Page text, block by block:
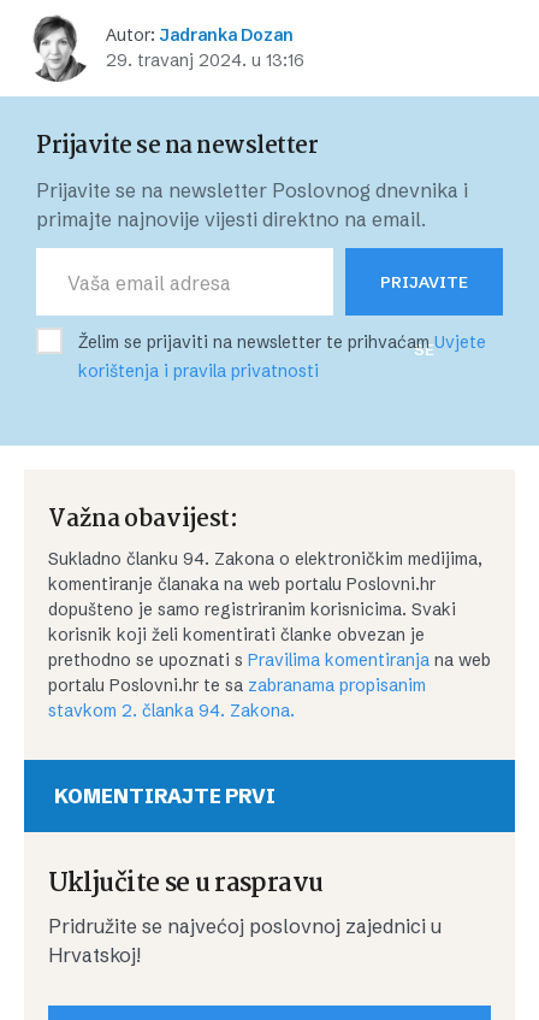
Autor: Jadranka Dozan
29. travanj 2024. u 13:16
Prijavite se na newsletter
Prijavite se na newsletter Poslovnog dnevnika i
primajte najnovije vijesti direktno na email.
PRIJAVITE
SE
Želim se prijaviti na newsletter te prihvaćamUvjete
korištenja i pravila privatnosti
Važna obavijest:
Sukladno članku 94. Zakona o elektroničkim medijima,
komentiranje članaka na web portalu Poslovni.hr
dopušteno je samo registriranim korisnicima. Svaki
korisnik koji želi komentirati članke obvezan je
prethodno se upoznati s Pravilima komentiranja na web
portalu Poslovni.hr te sa zabranama propisanim
stavkom 2. članka 94. Zakona.
KOMENTIRAJTE PRVI
Uključite se u raspravu
Pridružite se najvećoj poslovnoj zajednici u
Hrvatskoj!